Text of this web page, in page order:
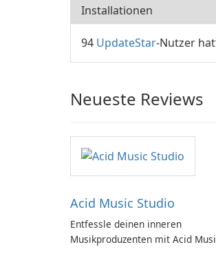
Installationen
94 UpdateStar-Nutzer
Neueste Reviews
Acid Music Studio
Entfessle deinen inneren
Musikproduzenten mit Acid